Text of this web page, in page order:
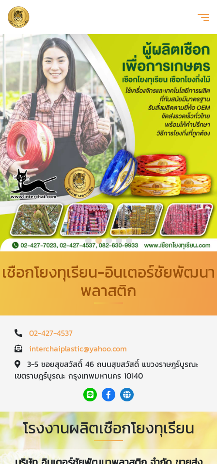
เชือกโยงทุเรียน-อินเตอร์ชัยพัฒนา
พลาสติก
02-427-4537
interchaiplastic@yahoo.com
3-5 ซอยสุขสวัสดิ์ 46 ถนนสุขสวัสดิ์ แขวงราษฎร์บูรณะ
เขตราษฎร์บูรณะ กรุงเทพมหานคร 10140
โรงงานผลิตเชือกโยงทุเรียน